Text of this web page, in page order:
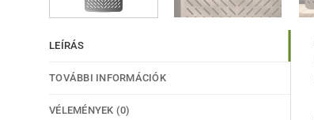
LEÍRÁS
TOVÁBBI INFORMÁCIÓK
VÉLEMÉNYEK (0)